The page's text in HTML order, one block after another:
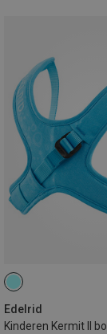
Edelrid
Kinderen Kermit II
50-65CM